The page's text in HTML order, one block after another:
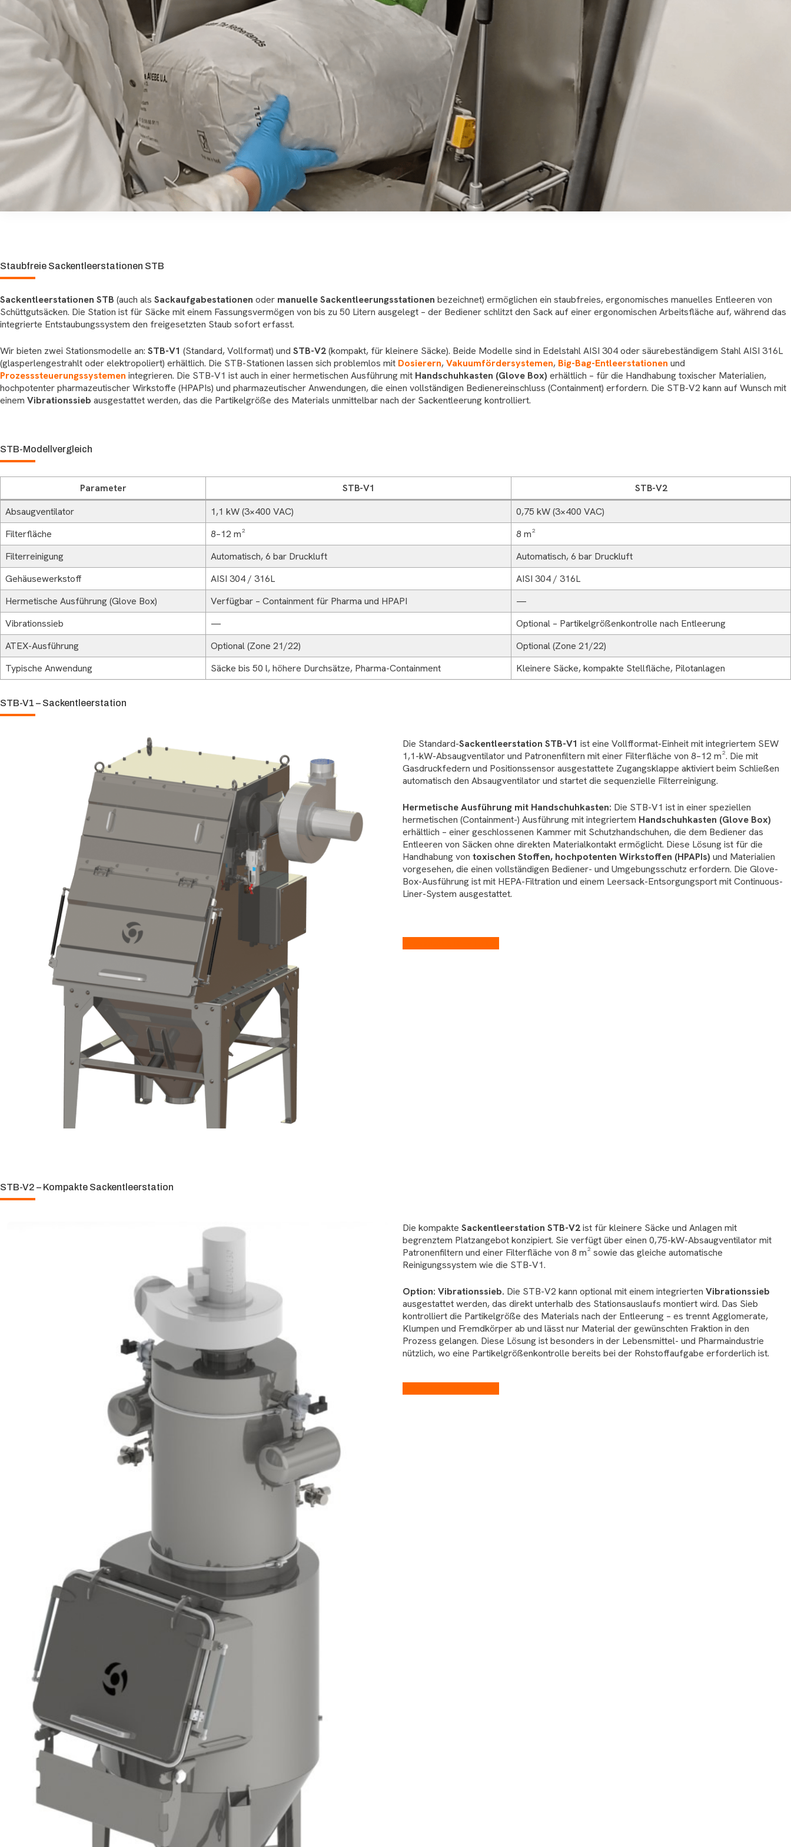
Staubfreie Sackentleerstationen STB
Sackentleerstationen STB (auch als Sackaufgabestationen oder manuelle Sackentleerungsstationen bezeichnet) ermöglichen ein staubfreies, ergonomisches manuelles Entleeren von
Schüttgutsäcken. Die Station ist für Säcke mit einem Fassungsvermögen von bis zu 50 Litern ausgelegt – der Bediener schlitzt den Sack auf einer ergonomischen Arbeitsfläche auf, während das
integrierte Entstaubungssystem den freigesetzten Staub sofort erfasst.
Wir bieten zwei Stationsmodelle an: STB-V1 (Standard, Vollformat) und STB-V2(kompakt, für kleinere Säcke). Beide Modelle sind in Edelstahl AISI 304 oder säurebeständigem Stahl AISI 316L
(glasperlengestrahlt oder elektropoliert) erhältlich. Die STB-Stationen lassen sich problemlos mit Dosierern,Vakuumfördersystemen, Big-Bag-Entleerstationen und
Prozesssteuerungssystemen integrieren. Die STB-V1 ist auch in einer hermetischen Ausführung mit Handschuhkasten (Glove Box) erhältlich – für die Handhabung toxischer Materialien,
hochpotenter pharmazeutischer Wirkstoffe (HPAPIs) und pharmazeutischer Anwendungen, die einen vollständigen Bedienereinschluss (Containment) erfordern. Die STB-V2 kann auf Wunsch mit
einem Vibrationssieb ausgestattet werden, das die Partikelgröße des Materials unmittelbar nach der Sackentleerung kontrolliert.
STB-Modellvergleich
Parameter STB-V1
STB-V2
Absaugventilator
1,1 kW (3×400 VAC)
0,75 kW (3×400 VAC)
Filterfläche
8–12 m²
8 m²
Filterreinigung
Automatisch, 6 bar Druckluft
Automatisch, 6 bar Druckluft
Gehäusewerkstoff
AISI 304 / 316L
AISI 304 / 316L
Hermetische Ausführung (Glove Box)
Verfügbar – Containment für Pharma und HPAPI
—
Vibrationssieb
—
Optional – Partikelgrößenkontrolle nach Entleerung
ATEX-Ausführung
Optional (Zone 21/22)
Optional (Zone 21/22)
Typische Anwendung
Säcke bis 50 l, höhere Durchsätze, Pharma-Containment Kleinere Säcke, kompakte Stellfläche, Pilotanlagen
STB-V1 – Sackentleerstation
Die Standard-Sackentleerstation STB-V1 ist eine Vollfformat-Einheit mit integriertem SEW
1,1-kW-Absaugventilator und Patronenfiltern mit einer Filterfläche von 8–12 m². Die mit
Gasdruckfedern und Positionssensor ausgestattete Zugangsklappe aktiviert beim Schließen
automatisch den Absaugventilator und startet die sequenzielle Filterreinigung.
Hermetische Ausführung mit Handschuhkasten: Die STB-V1 ist in einer speziellen
hermetischen (Containment-) Ausführung mit integriertem Handschuhkasten (Glove Box)
erhältlich – einer geschlossenen Kammer mit Schutzhandschuhen, die dem Bediener das
Entleeren von Säcken ohne direkten Materialkontakt ermöglicht. Diese Lösung ist für die
Handhabung von toxischen Stoffen, hochpotenten Wirkstoffen (HPAPIs) und Materialien
vorgesehen, die einen vollständigen Bediener- und Umgebungsschutz erfordern. Die Glove-
Box-Ausführung ist mit HEPA-Filtration und einem Leersack-Entsorgungsport mit Continuous-
Liner-System ausgestattet.
STB-V2 – Kompakte Sackentleerstation
Die kompakte Sackentleerstation STB-V2ist für kleinere Säcke und Anlagen mit
begrenztem Platzangebot konzipiert. Sie verfügt über einen 0,75-kW-Absaugventilator mit
Patronenfiltern und einer Filterfläche von 8 m² sowie das gleiche automatische
Reinigungssystem wie die STB-V1.
Option: Vibrationssieb. Die STB-V2 kann optional mit einem integrierten Vibrationssieb
ausgestattet werden, das direkt unterhalb des Stationsauslaufs montiert wird. Das Sieb
kontrolliert die Partikelgröße des Materials nach der Entleerung – es trennt Agglomerate,
Klumpen und Fremdkörper ab und lässt nur Material der gewünschten Fraktion in den
Prozess gelangen. Diese Lösung ist besonders in der Lebensmittel- und Pharmaindustrie
nützlich, wo eine Partikelgrößenkontrolle bereits bei der Rohstoffaufgabe erforderlich ist.